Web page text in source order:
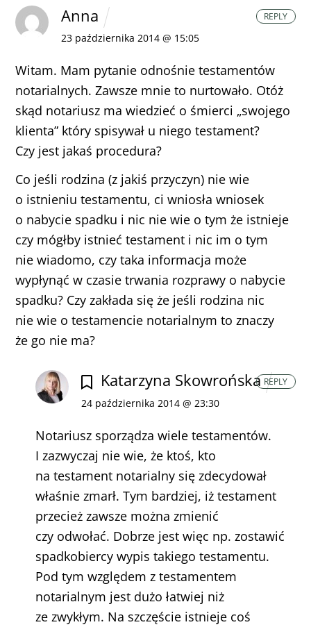
Anna
23 października 2014 @ 15:05
Witam. Mam pytanie odnośnie testamentów
notarialnych. Zawsze mnie to nurtowało. Otóż
skąd notariusz ma wiedzieć o śmierci „swojego
klienta” który spisywał u niego testament?
Czy jest jakaś procedura?
Co jeśli rodzina (z jakiś przyczyn) nie wie
o istnieniu testamentu, ci wniosła wniosek
o nabycie spadku i nic nie wie o tym że istnieje
czy mógłby istnieć testament i nic im o tym
nie wiadomo, czy taka informacja może
wypłynąć w czasie trwania rozprawy o nabycie
spadku? Czy zakłada się że jeśli rodzina nic
nie wie o testamencie notarialnym to znaczy
że go nie ma?
REPLY
Katarzyna Skowrońska
24 października 2014 @ 23:30
Notariusz sporządza wiele testamentów.
I zazwyczaj nie wie, że ktoś, kto
na testament notarialny się zdecydował
właśnie zmarł. Tym bardziej, iż testament
przecież zawsze można zmienić
czy odwołać. Dobrze jest więc np. zostawić
spadkobiercy wypis takiego testamentu.
Pod tym względem z testamentem
notarialnym jest dużo łatwiej niż
ze zwykłym. Na szczęście istnieje coś
REPLY